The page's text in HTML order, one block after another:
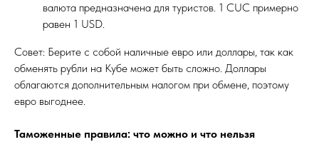
валюта предназначена для туристов. 1 CUC примерно
равен 1 USD.
Совет: Берите с собой наличные евро или доллары, так как
обменять рубли на Кубе может быть сложно. Доллары
облагаются дополнительным налогом при обмене, поэтому
евро выгоднее.
Таможенные правила: что можно и что нельзя